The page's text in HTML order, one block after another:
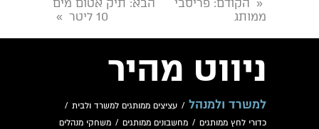
« הקודם: פריסבי
ממותג
הבא: תיק אטום מים
10 ליטר
»
ניווט מהיר
למשרד ולמנהל / עציצים ממותגים למשרד ולבית /
כדורי לחץ ממותגים / מחשבונים ממותגים / משחקי מנהלים